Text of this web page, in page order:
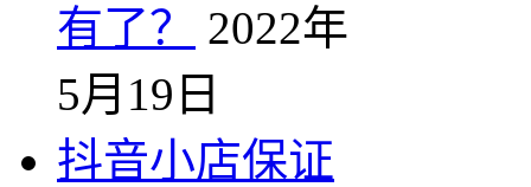
有了？
2022年
5月19日
抖音小店保证